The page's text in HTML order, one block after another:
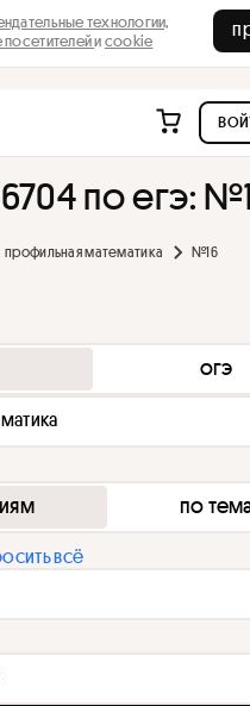
технологии,
и cookie
по егэ:
профильная математика №16
огэ
по
всё